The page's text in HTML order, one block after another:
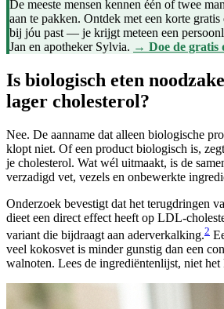
De meeste mensen kennen één of twee
aan te pakken. Ontdek met een korte
bij jóu past — je krijgt meteen een
Jan en apotheker Sylvia. → Doe de gratis
Is biologisch eten
lager cholesterol?
Nee. De aanname dat alleen biologische
klopt niet. Of een product biologisch is,
je cholesterol. Wat wél uitmaakt, is de
verzadigd vet, vezels en onbewerkte
Onderzoek bevestigt dat het terugdringen
dieet een direct effect heeft op LDL-
variant die bijdraagt aan aderverkalking.2
veel kokosvet is minder gunstig dan een
walnoten. Lees de ingrediëntenlijst, niet het